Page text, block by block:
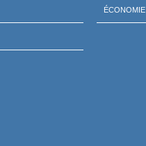
ÉCONOMIE